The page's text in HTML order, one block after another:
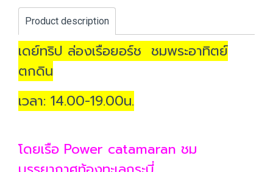
Product description
เดย์ทริป ล่องเรือยอร์ช ชมพระอาทิตย์
ตกดิน
เวลา: 14.00-19.00น.
โดยเรือ Power catamaran ชม